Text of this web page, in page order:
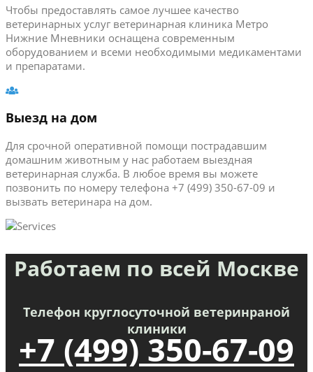
Чтобы предоставлять самое лучшее качество
ветеринарных услуг ветеринарная клиника Метро
Нижние Мневники оснащена современным
оборудованием и всеми необходимыми медикаментами
и препаратами.
Выезд на дом
Для срочной оперативной помощи пострадавшим
домашним животным у нас работаем выездная
ветеринарная служба. В любое время вы можете
позвонить по номеру телефона +7 (499) 350-67-09 и
вызвать ветеринара на дом.
Работаем по всей Москве
Телефон круглосуточной ветеринраной
клиники
+7 (499) 350-67-09